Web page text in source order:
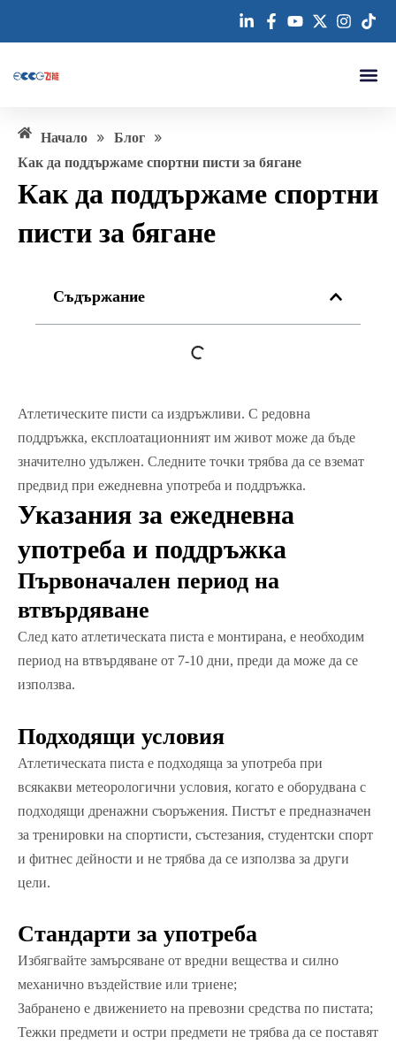
Начало » Блог »
Как да поддържаме спортни писти за бягане
Как да поддържаме спортни
писти за бягане
Съдържание
Атлетическите писти са издръжливи. С редовна
поддръжка, експлоатационният им живот може да бъде
значително удължен. Следните точки трябва да се вземат
предвид при ежедневна употреба и поддръжка.
Указания за ежедневна
употреба и поддръжка
Първоначален период на
втвърдяване
След като атлетическата писта е монтирана, е необходим
период на втвърдяване от 7-10 дни, преди да може да се
използва.
Подходящи условия
Атлетическата писта е подходяща за употреба при
всякакви метеорологични условия, когато е оборудвана с
подходящи дренажни съоръжения. Пистът е предназначен
за тренировки на спортисти, състезания, студентски спорт
и фитнес дейности и не трябва да се използва за други
цели.
Стандарти за употреба
Избягвайте замърсяване от вредни вещества и силно
механично въздействие или триене;
Забранено е движението на превозни средства по пистата;
Тежки предмети и остри предмети не трябва да се поставят